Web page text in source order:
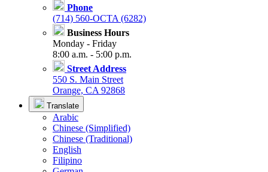
Phone
(714) 560-OCTA (6282)
Business Hours
Monday - Friday
8:00 a.m. - 5:00 p.m.
Street Address
550 S. Main Street
Orange, CA 92868
Translate
Arabic
Chinese (Simplified)
Chinese (Traditional)
English
Filipino